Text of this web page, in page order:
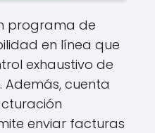
programa de
en línea que
exhaustivo de
Además, cuenta
enviar facturas